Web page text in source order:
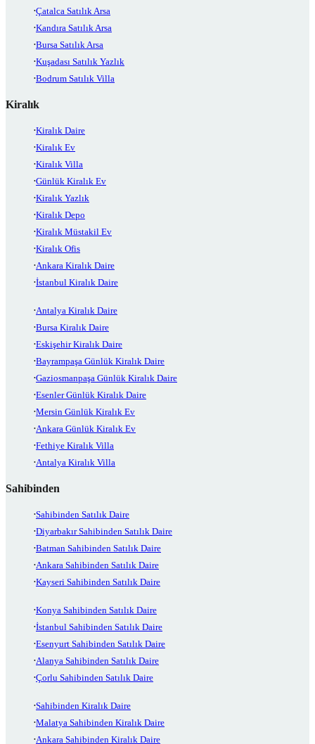
Çatalca Satılık Arsa
Kandıra Satılık Arsa
Bursa Satılık Arsa
Kuşadası Satılık Yazlık
Bodrum Satılık Villa
Kiralık
Kiralık Daire
Kiralık Ev
Kiralık Villa
Günlük Kiralık Ev
Kiralık Yazlık
Kiralık Depo
Kiralık Müstakil Ev
Kiralık Ofis
Ankara Kiralık Daire
İstanbul Kiralık Daire
Antalya Kiralık Daire
Bursa Kiralık Daire
Eskişehir Kiralık Daire
Bayrampaşa Günlük Kiralık Daire
Gaziosmanpaşa Günlük Kiralık Daire
Esenler Günlük Kiralık Daire
Mersin Günlük Kiralık Ev
Ankara Günlük Kiralık Ev
Fethiye Kiralık Villa
Antalya Kiralık Villa
Sahibinden
Sahibinden Satılık Daire
Diyarbakır Sahibinden Satılık Daire
Batman Sahibinden Satılık Daire
Ankara Sahibinden Satılık Daire
Kayseri Sahibinden Satılık Daire
Konya Sahibinden Satılık Daire
İstanbul Sahibinden Satılık Daire
Esenyurt Sahibinden Satılık Daire
Alanya Sahibinden Satılık Daire
Çorlu Sahibinden Satılık Daire
Sahibinden Kiralık Daire
Malatya Sahibinden Kiralık Daire
Ankara Sahibinden Kiralık Daire